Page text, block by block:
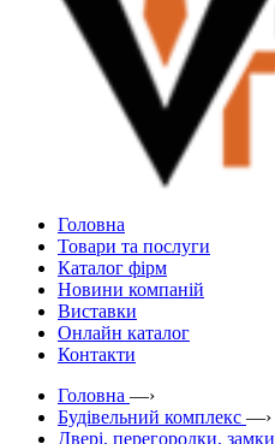
Головна
Товари та послуги
Каталог фірм
Новини компаній
Виставки
Онлайн каталог
Контакти
Головна —›
Будівельний комплекс —›
Двері, перегородки, замки